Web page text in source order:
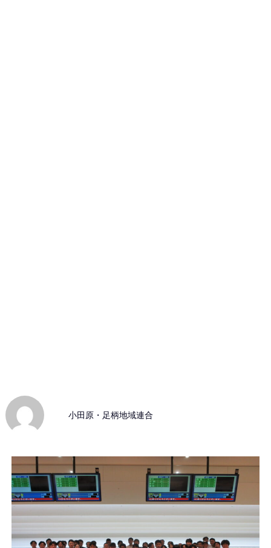
小田原・足柄地域連合